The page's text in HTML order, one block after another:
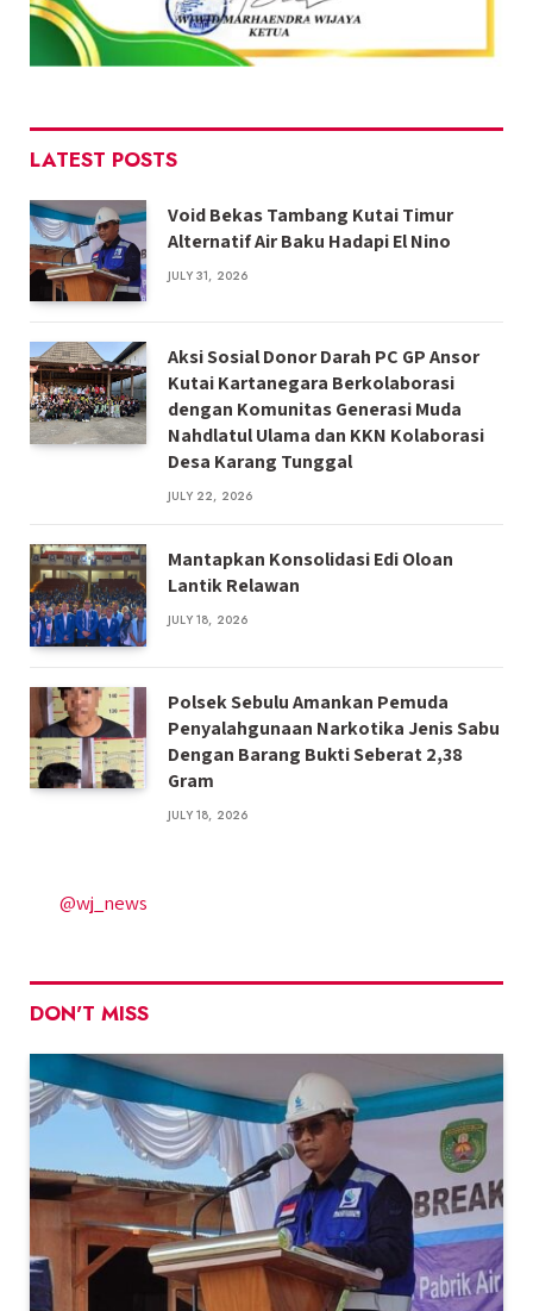
LATEST POSTS
Void Bekas Tambang Kutai Timur
Alternatif Air Baku Hadapi El Nino
JULY 31, 2026
Aksi Sosial Donor Darah PC GP Ansor
Kutai Kartanegara Berkolaborasi
dengan Komunitas Generasi Muda
Nahdlatul Ulama dan KKN Kolaborasi
Desa Karang Tunggal
JULY 22, 2026
Mantapkan Konsolidasi Edi Oloan
Lantik Relawan
JULY 18, 2026
Polsek Sebulu Amankan Pemuda
Penyalahgunaan Narkotika Jenis Sabu
Dengan Barang Bukti Seberat 2,38
Gram
JULY 18, 2026
@wj_news
DON'T MISS